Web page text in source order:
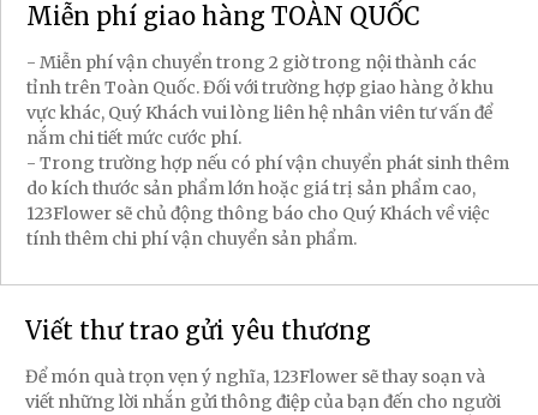
Miễn phí giao hàng TOÀN QUỐC
- Miễn phí vận chuyển trong 2 giờ trong nội thành các
tỉnh trên Toàn Quốc. Đối với trường hợp giao hàng ở khu
vực khác, Quý Khách vui lòng liên hệ nhân viên tư vấn để
nắm chi tiết mức cước phí.
- Trong trường hợp nếu có phí vận chuyển phát sinh thêm
do kích thước sản phẩm lớn hoặc giá trị sản phẩm cao,
123Flower sẽ chủ động thông báo cho Quý Khách về việc
tính thêm chi phí vận chuyển sản phẩm.
Viết thư trao gửi yêu thương
Để món quà trọn vẹn ý nghĩa, 123Flower sẽ thay soạn và
viết những lời nhắn gửi thông điệp của bạn đến cho người